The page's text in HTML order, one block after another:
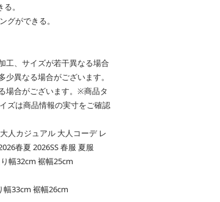
。
グができる。
工、サイズが若干異なる場合
異なる場合がございます。
場合がございます。※商品タ
ズは商品情報の実寸をご確認
人カジュアル 大人コーデ レ
春夏 2026SS 春服 夏服
幅32cm 裾幅25cm
幅33cm 裾幅26cm